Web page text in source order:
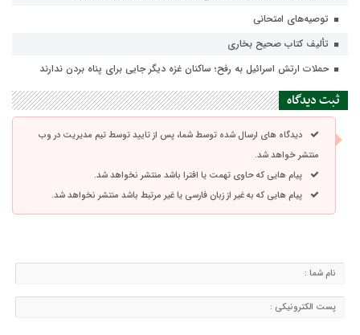
توصیه‌های امتحانی
تألیف کتاب صحیح بخاری
حملات ارتش اسرائیل به رفح؛ ساکنان غزه دیگر جایی برای پناه بردن ندارند
ثبت دیدگاه
دیدگاه های ارسال شده توسط شما، پس از تایید توسط تیم مدیریت در وب
منتشر خواهد شد.
پیام هایی که حاوی تهمت یا افترا باشد منتشر نخواهد شد.
پیام هایی که به غیر از زبان فارسی یا غیر مرتبط باشد منتشر نخواهد شد.